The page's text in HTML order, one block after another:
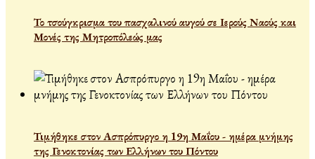
Το τσούγκρισμα του πασχαλινού αυγού σε Ιερούς Ναούς και
Μονές της Μητροπόλεώς μας
Τιμήθηκε στον Ασπρόπυργο η 19η Μαΐου - ημέρα μνήμης
της Γενοκτονίας των Ελλήνων του Πόντου